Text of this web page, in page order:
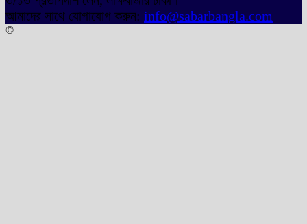
আমাদের সাথে যোগাযোগ করুন: info@sabarbangla.com
©